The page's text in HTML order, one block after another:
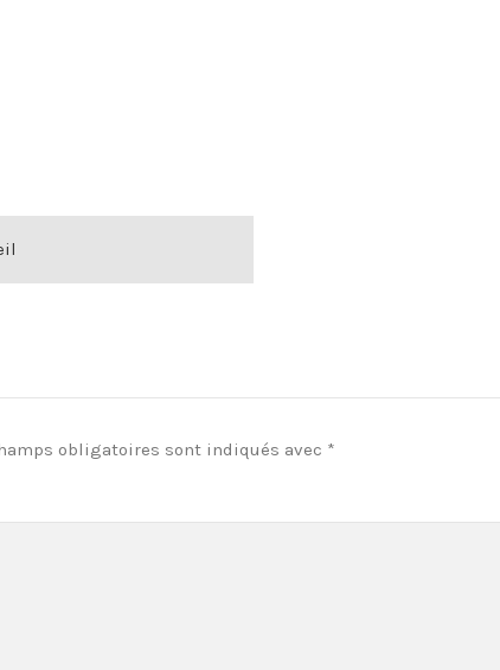
obligatoires sont indiqués avec *